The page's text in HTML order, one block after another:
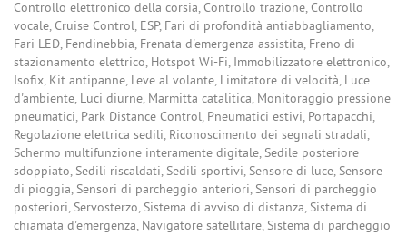
Controllo elettronico della corsia, Controllo trazione, Controllo
vocale, Cruise Control, ESP, Fari di profondità antiabbagliamento,
Fari LED, Fendinebbia, Frenata d'emergenza assistita, Freno di
stazionamento elettrico, Hotspot Wi-Fi, Immobilizzatore elettronico,
Isofix, Kit antipanne, Leve al volante, Limitatore di velocità, Luce
d'ambiente, Luci diurne, Marmitta catalitica, Monitoraggio pressione
pneumatici, Park Distance Control, Pneumatici estivi, Portapacchi,
Regolazione elettrica sedili, Riconoscimento dei segnali stradali,
Schermo multifunzione interamente digitale, Sedile posteriore
sdoppiato, Sedili riscaldati, Sedili sportivi, Sensore di luce, Sensore
di pioggia, Sensori di parcheggio anteriori, Sensori di parcheggio
posteriori, Servosterzo, Sistema di avviso di distanza, Sistema di
chiamata d'emergenza, Navigatore satellitare, Sistema di parcheggio